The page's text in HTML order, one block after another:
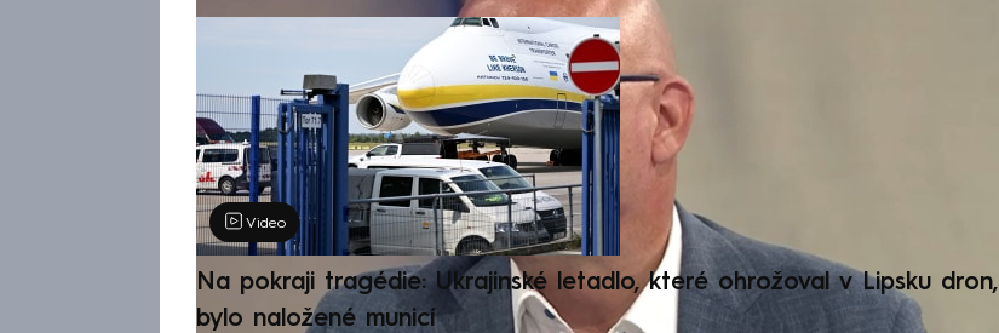
Video
Na pokraji tragédie: Ukrajinské letadlo, které ohrožoval v Lipsku dron,
bylo naložené municí